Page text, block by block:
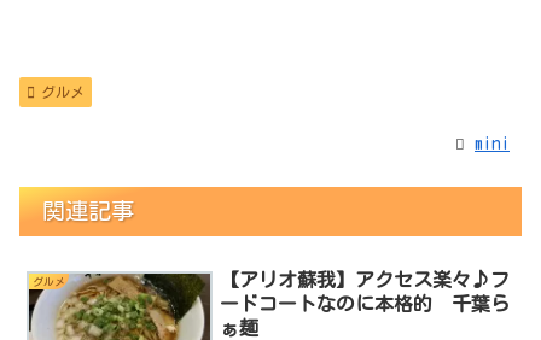
グルメ
mini
関連記事
グルメ
【アリオ蘇我】アクセス楽々♪フ
ードコートなのに本格的 千葉ら
ぁ麺